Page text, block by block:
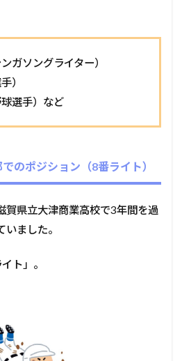
ガソングライター）
）
選手）など
のポジション（8番ライト）
賀県立大津商業高校で3年間を過
ました。
ト」。